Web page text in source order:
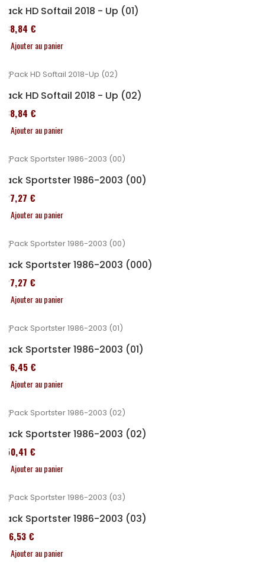
Pack HD Softail 2018 - Up (01)
338,84 €
Ajouter au panier
Pack HD Softail 2018 - Up (02)
338,84 €
Ajouter au panier
Pack Sportster 1986-2003 (00)
227,27 €
Ajouter au panier
Pack Sportster 1986-2003 (000)
227,27 €
Ajouter au panier
Pack Sportster 1986-2003 (01)
326,45 €
Ajouter au panier
Pack Sportster 1986-2003 (02)
450,41 €
Ajouter au panier
Pack Sportster 1986-2003 (03)
516,53 €
Ajouter au panier